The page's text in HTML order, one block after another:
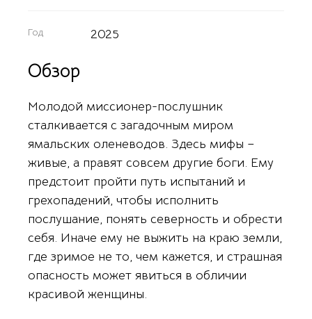
Год 2025
Обзор
Молодой миссионер-послушник
сталкивается с загадочным миром
ямальских оленеводов. Здесь мифы –
живые, а правят совсем другие боги. Ему
предстоит пройти путь испытаний и
грехопадений, чтобы исполнить
послушание, понять северность и обрести
себя. Иначе ему не выжить на краю земли,
где зримое не то, чем кажется, и страшная
опасность может явиться в обличии
красивой женщины.